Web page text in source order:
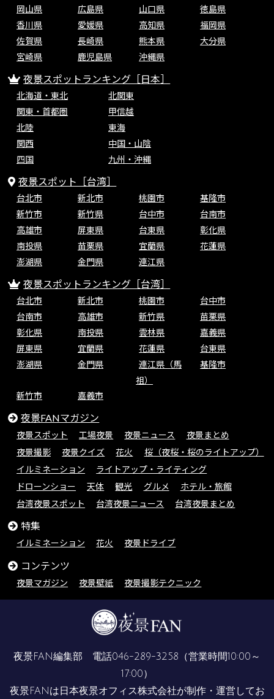
岡山県
広島県 山口県
徳島県
香川県
愛媛県 高知県
福岡県
佐賀県
長崎県 熊本県
大分県
宮崎県
鹿児島県 沖縄県
夜景スポットランキング［日本］
北海道・東北
北関東
関東・首都圏
甲信越
北陸
東海
関西
中国・山陰
四国
九州・沖縄
夜景スポット［台湾］
台北市 新北市 桃園市
基隆市
新竹市
新竹県 台中市
台南市
高雄市
屏東県 台東県
彰化県
南投県
苗栗県 宜蘭県
花蓮県
澎湖県
金門県 連江県
夜景スポットランキング［台湾］
台北市 新北市 桃園市
台中市
台南市
高雄市 新竹県
苗栗県
彰化県
南投県 雲林県
嘉義県
屏東県
宜蘭県 花蓮県
台東県
澎湖県
金門県
連江県（馬
祖）
基隆市
新竹市 嘉義市
夜景FANマガジン
夜景スポット 工場夜景 夜景ニュース
夜景まとめ
夜景撮影
夜景クイズ 花火
桜（夜桜・桜のライトアップ）
イルミネーション
ライトアップ・ライティング
ドローンショー
天体 観光 グルメ
ホテル・旅館
台湾夜景スポット
台湾夜景ニュース 台湾夜景まとめ
特集
イルミネーション 花火 夜景ドライブ
コンテンツ
夜景マガジン 夜景壁紙 夜景撮影テクニック
夜景FAN編集部 電話046-289-3258 （営業時間10:00～
17:00）
夜景FANは 日本夜景オフィス株式会社が制作・運営してお